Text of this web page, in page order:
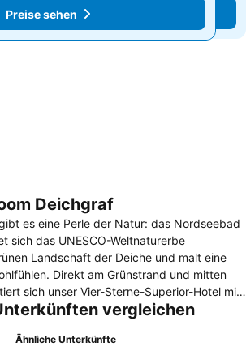
Preise sehen
Preise sehen
Deichgraf
es eine Perle der Natur: das Nordseebad
sich das UNESCO-Weltnaturerbe
Landschaft der Deiche und malt eine
Direkt am Grünstrand und mitten
sich unser Vier-Sterne-Superior-Hotel mit
das Meer.
vergleichen
Ähnliche Unterkünfte